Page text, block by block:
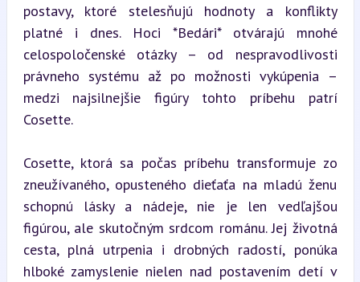
postavy, ktoré stelesňujú hodnoty a konflikty
platné i dnes. Hoci *Bedári* otvárajú mnohé
celospoločenské otázky – od nespravodlivosti
právneho systému až po možnosti vykúpenia –
medzi najsilnejšie figúry tohto príbehu patrí
Cosette.
Cosette, ktorá sa počas príbehu transformuje zo
zneužívaného, opusteného dieťaťa na mladú ženu
schopnú lásky a nádeje, nie je len vedľajšou
figúrou, ale skutočným srdcom románu. Jej životná
cesta, plná utrpenia i drobných radostí, ponúka
hlboké zamyslenie nielen nad postavením detí v